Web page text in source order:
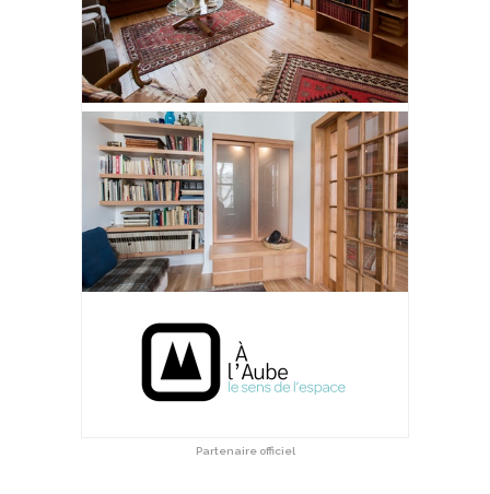
Partenaire officiel